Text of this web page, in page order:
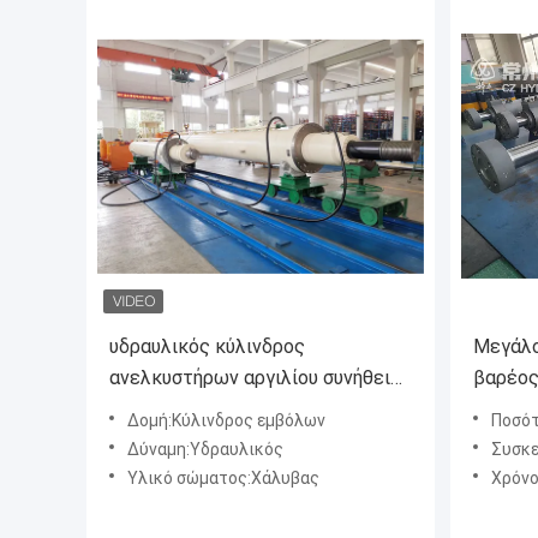
υδραυλικός κύλινδρος
ανελκυστήρων αργιλίου συνήθειας
1500mm με το μικρό ιξώδες αέρα
Δομή:Κύλινδρος εμβόλων
Δύναμη:Υδραυλικός
Υλικό σώματος:Χάλυβας
Χρόνος